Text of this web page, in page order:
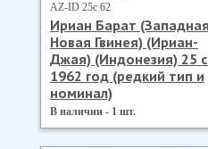
AZ-ID 25с 62
Ириан Барат
Новая Гвинея) (Ириан-
Джая) (Индонезия) 25
1962 год (редкий тип и
номинал)
В наличии - 1 шт.